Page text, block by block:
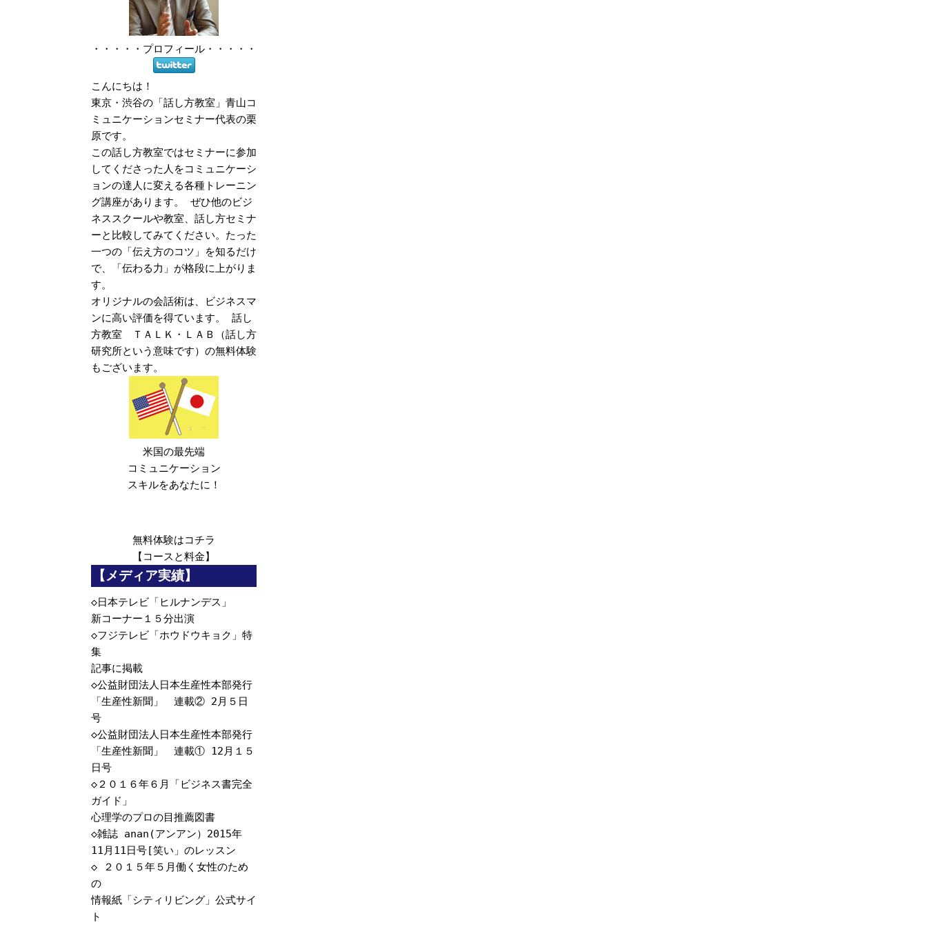
・・・・・ プロフィール ・・・・・
こんにちは！
東京・渋谷の「話し方教室」青山コ
ミュニケーションセミナー代表の栗
原です。
この話し方教室ではセミナーに参加
してくださった人をコミュニケーシ
ョンの達人に変える各種トレーニン
グ講座があります。 ぜひ他のビジ
ネススクールや教室、話し方セミナ
ーと比較してみてください。たった
一つの「伝え方のコツ」を知るだけ
で、「伝わる力」が格段に上がりま
す。
オリジナルの会話術は、ビジネスマ
ンに高い評価を得ています。 話し
方教室 ＴＡＬＫ・ＬＡＢ（話し方
研究所という意味です）の無料体験
もございます。
米国の最先端
コミュニケーション
スキルをあなたに！
無料体験はコチラ
【コースと料金】
【メディア実績】
◇日本テレビ「ヒルナンデス」
新コーナー１５分出演
◇フジテレビ「ホウドウキョク」特
集
記事に掲載
◇公益財団法人日本生産性本部発行
「生産性新聞」 連載② 2月５日
号
◇公益財団法人日本生産性本部発行
「生産性新聞」 連載① 12月１５
日号
◇２０１６年６月「ビジネス書完全
ガイド」
心理学のプロの目推薦図書
◇雑誌 anan(アンアン）2015年
11月11日号[笑い」のレッスン
◇
２０１５年５月働く女性のため
の
情報紙「シティリビング」公式サイ
ト